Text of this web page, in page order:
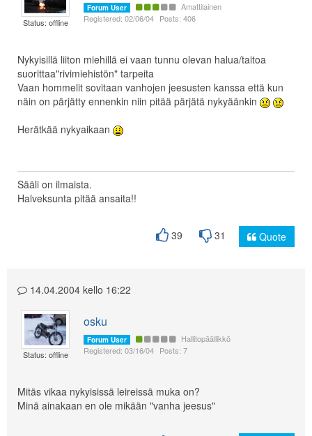
Status: offline
Forum User
Amattilainen
Registered: 02/06/04 Posts: 406
Nykyisillä liiton miehillä ei vaan tunnu olevan halua/taitoa
suorittaa"rivimiehistön" tarpeita
Vaan hommelit sovitaan vanhojen jeesusten kanssa että kun
näin on pärjätty ennenkin niin pitää pärjätä nykyäänkin
Herätkää nykyaikaan
Sääli on ilmaista.
Halveksunta pitää ansaita!!
39 31 Quote
14.04.2004 kello 16:22
Status: offline
osku
Forum User
Hallitopäällikkö
Registered: 03/16/04 Posts: 7
Mitäs vikaa nykyisissä leireissä muka on?
Minä ainakaan en ole mikään "vanha jeesus"